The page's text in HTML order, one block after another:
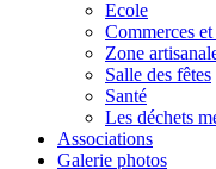
Ecole
Commerces
Zone
Salle des fêtes
Santé
Les déchets
Associations
Galerie photos